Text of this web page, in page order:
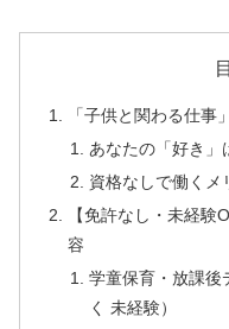
「子供と関わる仕事
あなたの「好き」
資格なしで働くメ
【免許なし・未経
容
学童保育・放課後
く 未経験）